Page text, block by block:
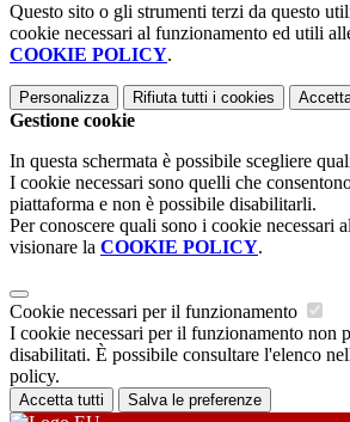
Questo sito o gli strumenti terzi da questo
cookie necessari al funzionamento ed utili
COOKIE POLICY.
Personalizza Rifiuta tutti i cookies
Gestione cookie
In questa schermata è possibile scegliere
I cookie necessari sono quelli che
piattaforma e non è possibile disabilitarli.
Per conoscere quali sono i cookie necessari
visionare la COOKIE POLICY.
Cookie necessari per il funzionamento
I cookie necessari per il funzionamento non
disabilitati. È possibile consultare l'elenco
policy.
Accetta tutti Salva le preferenze